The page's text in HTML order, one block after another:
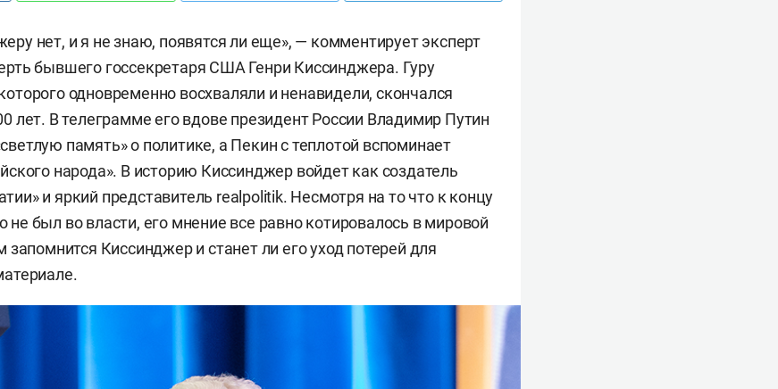
нет, и я не знаю, появятся ли еще», — комментирует эксперт
бывшего госсекретаря США Генри Киссинджера. Гуру
одновременно восхваляли и ненавидели, скончался
лет. В телеграмме его вдове президент России Владимир Путин
память» о политике, а Пекин с теплотой вспоминает
народа». В историю Киссинджер войдет как создатель
и яркий представитель realpolitik. Несмотря на то что к концу
был во власти, его мнение все равно котировалось в мировой
запомнится Киссинджер и станет ли его уход потерей для